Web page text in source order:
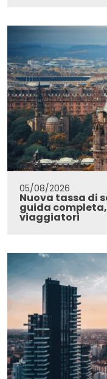
05/08/2026
Nuova tassa di
guida completa,
viaggiatori